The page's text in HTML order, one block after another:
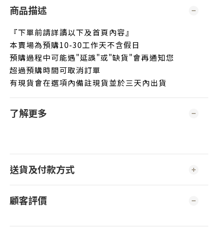
商品描述
『下單前請詳讀以下及首頁內容』
本賣場為預購10-30工作天不含假日
預購過程中可能遇"延誤"或"缺貨"會再通知您
超過預購時間可取消訂單
有現貨會在選項內備註現貨並於三天內出貨
了解更多
送貨及付款方式
顧客評價